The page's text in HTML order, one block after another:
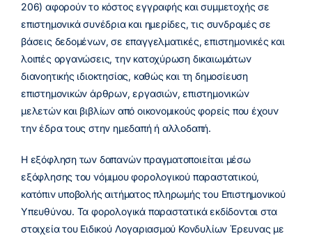
206) αφορούν το κόστος εγγραφής και συμμετοχής σε
επιστημονικά συνέδρια και ημερίδες, τις συνδρομές σε
βάσεις δεδομένων, σε επαγγελματικές, επιστημονικές και
λοιπές οργανώσεις, την κατοχύρωση δικαιωμάτων
διανοητικής ιδιοκτησίας, καθώς και τη δημοσίευση
επιστημονικών άρθρων, εργασιών, επιστημονικών
μελετών και βιβλίων από οικονομικούς φορείς που έχουν
την έδρα τους στην ημεδαπή ή αλλοδαπή.
Η εξόφληση των δαπανών πραγματοποιείται μέσω
εξόφλησης του νόμιμου φορολογικού παραστατικού,
κατόπιν υποβολής αιτήματος πληρωμής του Επιστημονικού
Υπευθύνου. Τα φορολογικά παραστατικά εκδίδονται στα
στοιχεία του Ειδικού Λογαριασμού Κονδυλίων Έρευνας με